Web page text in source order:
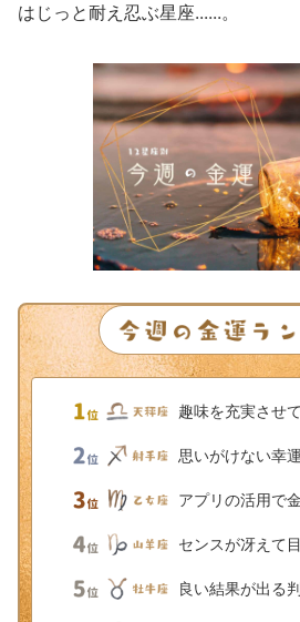
はじっと耐え忍ぶ星座......。
趣味を充実させ
思いがけない幸
アプリの活用で
センスが冴えて
良い結果が出る